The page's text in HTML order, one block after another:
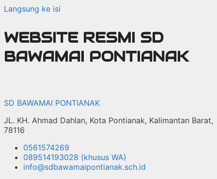
Langsung ke isi
WEBSITE RESMI SD
BAWAMAI PONTIANAK
SD BAWAMAI PONTIANAK
JL. KH. Ahmad Dahlan, Kota Pontianak, Kalimantan Barat,
78116
0561574269
089514193028 (khusus WA)
info@sdbawamaipontianak.sch.id